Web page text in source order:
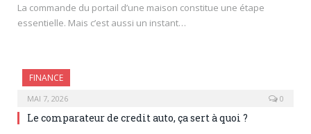
La commande du portail d’une maison constitue une étape
essentielle. Mais c’est aussi un instant…
FINANCE
MAI 7, 2026 0
Le comparateur de credit auto, ça sert à quoi ?